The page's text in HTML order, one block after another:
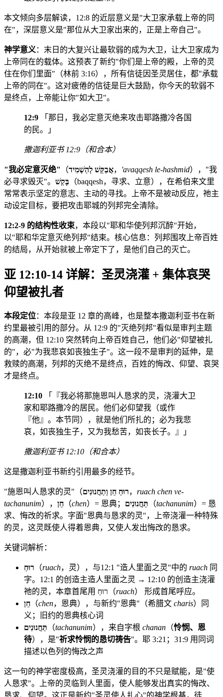
本文倾向多层解读，12:8 的近层意义是"大卫家承载上帝的同
在"，深层意义是"那位从大卫家出来的，正是上帝自己"。
神学意义 ：末日的大复兴让最软弱的成为大卫，让大卫家成为
上帝同在的载体。这预表了新约"你们是上帝的殿，上帝的灵
住在你们里面"（林前 3:16），所有信徒因圣灵居住，都"承载
上帝的同在"。这对疲倦的信徒是巨大鼓励，你今天的软弱不
是终点，上帝能让你"如大卫"。
12:9 「那日，我必定意灭绝来攻击耶路撒冷各国
的民。」
撒迦利亚书 12:9（和合本）
"我必定意灭绝" （אֲבַקֵּשׁ לְהַשְׁמִיד， 'avaqqesh le-hashmid），"我
必寻求毁灭"。 בָּקַשׁ （baqqesh，寻求、立意），在希伯来文里
常常表示坚定的意志、主动的寻找。上帝不是被动反应，祂主
动设定目标，要把攻击耶城的列邦完全清除。
12:2-9 的结构性收束，本段以"耶和华使列邦沉醉"开始，
以"耶和华定意灭绝列邦"结束。核心信息：列邦围攻上帝百姓
的结局，从开始就被上帝定下了，是他们自己的灭亡。
亚 12:10-14 详解：圣灵浇灌 + 集体哀哭
仰望被扎者
本段定位：本段是亚 12 章的高峰，也是整本撒迦利亚书在新
约里最被引用的部分。从 12:9 的"灭绝列邦"看似是审判主题
的高潮，但 12:10 突然转向上帝百姓自己，他们必"仰望被扎
的"，必"为我悲哀如丧独生子"。这一段不是审判的延伸，是
救赎的高潮，列邦的灭绝不是终点，百姓的悔改、仰望、哀哭
才是终点。
12:10 「『我必将那施恩叫人恳求的灵，浇灌大卫
家和耶路撒冷的居民。他们必仰望我（或作
『他』。本节同），就是他们所扎的；必为我悲
哀，如丧独生子，又为我愁苦，如丧长子。』」
撒迦利亚书 12:10（和合本）
这是撒迦利亚书新约引用最多的经节。
"施恩叫人恳求的灵"（רוּחַ חֵן וְתַחֲנוּנִים， ruach chen ve-
tachanunim）， חֵן （chen）= 恩典； תַּחֲנוּנִים （tachanunim）= 恳
求、悔改的祈求。字面"恩典与恳求的灵"，上帝浇灌一种特殊
的灵，这灵既使人得着恩典，又使人发出悔改的恳求。
关键词解析：
רוּחַ （ruach，灵），与12:1 "造人里面之灵"中的 ruach 同
字。12:1 的创造主造人里面之灵 → 12:10 的创造主浇灌
祂的灵，本章首尾用 רוּחַ（ruach） 形成首尾呼应。
חֵן （chen，恩典），与新约"恩典"（希腊文 charis）同
义；旧约的恩典核心词
תַּחֲנוּנִים （tachanunim），来自字根 chanan （怜悯、恩
待），是"祈求怜悯的恳切祷告"。耶 3:21；31:9 用同词
描述以色列的悔改之声
这一句的神学密度极高，圣灵浇灌的目的不只是赋能，是"使
人恳求"。上帝的灵临到人里面，使人能够发出真实的悔改、